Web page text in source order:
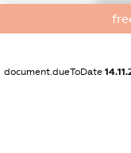
document.dueToDate